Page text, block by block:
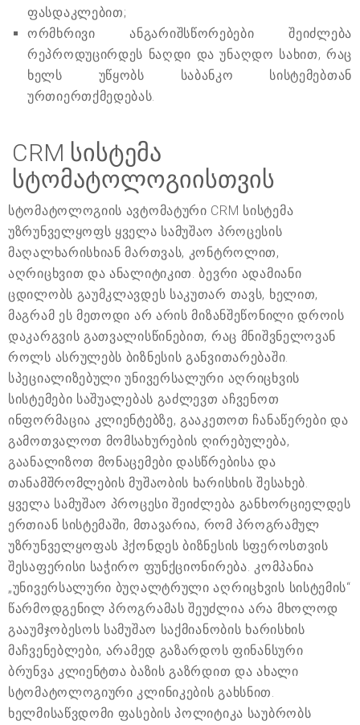
ფასდაკლებით;
ორმხრივი ანგარიშსწორებები შეიძლება
რეპროდუცირდეს ნაღდი და უნაღდო სახით, რაც
ხელს უწყობს საბანკო სისტემებთან
ურთიერთქმედებას.
CRM სისტემა
სტომატოლოგიისთვის
სტომატოლოგიის ავტომატური CRM სისტემა
უზრუნველყოფს ყველა სამუშაო პროცესის
მაღალხარისხიან მართვას, კონტროლით,
აღრიცხვით და ანალიტიკით. ბევრი ადამიანი
ცდილობს გაუმკლავდეს საკუთარ თავს, ხელით,
მაგრამ ეს მეთოდი არ არის მიზანშეწონილი დროის
დაკარგვის გათვალისწინებით, რაც მნიშვნელოვან
როლს ასრულებს ბიზნესის განვითარებაში.
სპეციალიზებული უნივერსალური აღრიცხვის
სისტემები საშუალებას გაძლევთ აჩვენოთ
ინფორმაცია კლიენტებზე, გააკეთოთ ჩანაწერები და
გამოთვალოთ მომსახურების ღირებულება,
გაანალიზოთ მონაცემები დასწრებისა და
თანამშრომლების მუშაობის ხარისხის შესახებ.
ყველა სამუშაო პროცესი შეიძლება განხორციელდეს
ერთიან სისტემაში, მთავარია, რომ პროგრამულ
უზრუნველყოფას ჰქონდეს ბიზნესის სფეროსთვის
შესაფერისი საჭირო ფუნქციონირება. კომპანია
„უნივერსალური ბუღალტრული აღრიცხვის სისტემის“
წარმოდგენილ პროგრამას შეუძლია არა მხოლოდ
გააუმჯობესოს სამუშაო საქმიანობის ხარისხის
მაჩვენებლები, არამედ გაზარდოს ფინანსური
ბრუნვა კლიენტთა ბაზის გაზრდით და ახალი
სტომატოლოგიური კლინიკების გახსნით.
ხელმისაწვდომი ფასების პოლიტიკა საუბრობს